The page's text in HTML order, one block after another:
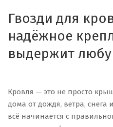
Гвозди для
надёжное
выдержит
Кровля — это не просто
дома от дождя, ветра, снега
всё начинается с